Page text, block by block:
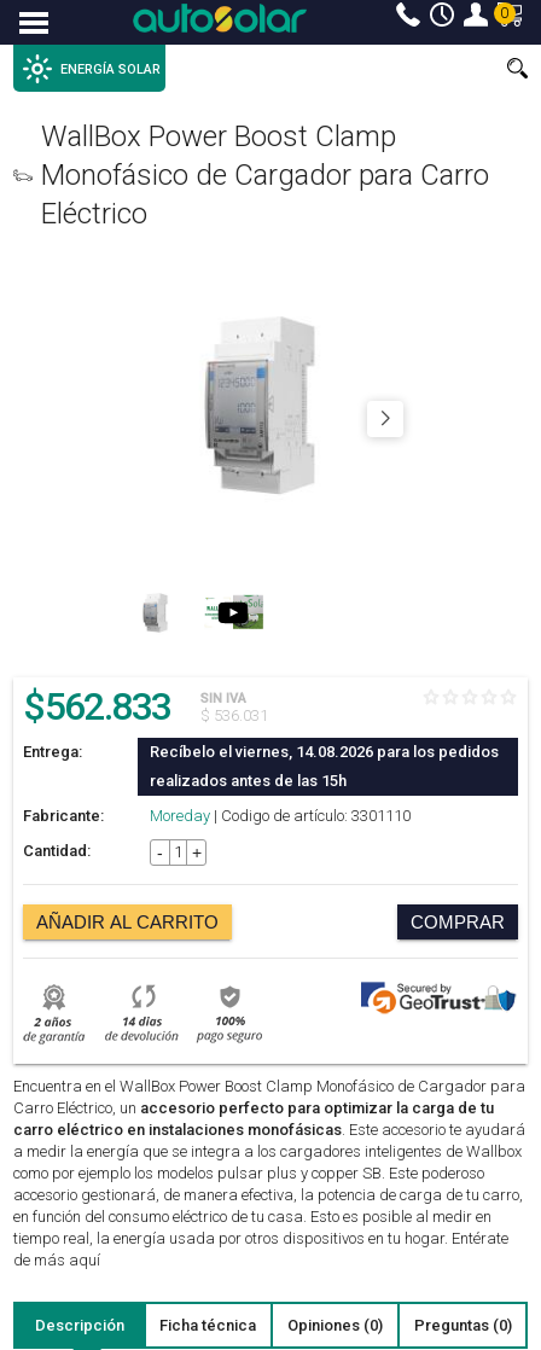
Menu 0
ENERGÍA SOLAR
WallBox Power Boost Clamp
Monofásico de Cargador para Carro
Eléctrico
$562.833 SIN IVA
$ 536.031
Entrega:
Recíbelo el viernes, 14.08.2026 para los pedidos
realizados antes de las 15h
Fabricante:
Moreday | Codigo de artículo: 3301110
Cantidad:
- +
AÑADIR AL CARRITO COMPRAR
Encuentra en el WallBox Power Boost Clamp Monofásico de Cargador para
Carro Eléctrico, un accesorio perfecto para optimizar la carga de tu
carro eléctrico en instalaciones monofásicas. Este accesorio te ayudará
a medir la energía que se integra a los cargadores inteligentes de Wallbox
como por ejemplo los modelos pulsar plus y copper SB. Este poderoso
accesorio gestionará, de manera efectiva, la potencia de carga de tu carro,
en función del consumo eléctrico de tu casa. Esto es posible al medir en
tiempo real, la energía usada por otros dispositivos en tu hogar. Entérate
de más aquí
Descripción Ficha técnica Opiniones (0) Preguntas (0)